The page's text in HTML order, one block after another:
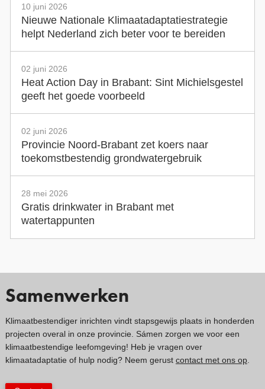
10 juni 2026
Nieuwe Nationale Klimaatadaptatiestrategie
helpt Nederland zich beter voor te bereiden
02 juni 2026
Heat Action Day in Brabant: Sint Michielsgestel
geeft het goede voorbeeld
02 juni 2026
Provincie Noord-Brabant zet koers naar
toekomstbestendig grondwatergebruik
28 mei 2026
Gratis drinkwater in Brabant met
watertappunten
Samenwerken
Klimaatbestendiger inrichten vindt stapsgewijs plaats in honderden
projecten overal in onze provincie. Sámen zorgen we voor een
klimaatbestendige leefomgeving! Heb je vragen over
klimaatadaptatie of hulp nodig? Neem gerust contact met ons op.